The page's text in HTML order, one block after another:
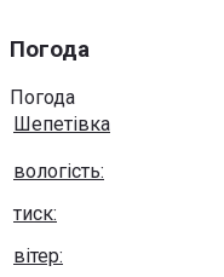
Погода
Погода
Шепетівка
вологість:
тиск:
вітер: